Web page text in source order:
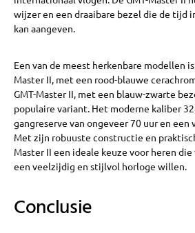
wijzer en een draaibare bezel die de tijd
kan aangeven.
Een van de meest herkenbare modellen is
Master II, met een rood-blauwe
GMT-Master II, met een blauw-zwarte
populaire variant. Het moderne kaliber
gangreserve van ongeveer 70 uur en
Met zijn robuuste constructie en
Master II een ideale keuze voor heren
een veelzijdig en stijlvol horloge willen.
Conclusie